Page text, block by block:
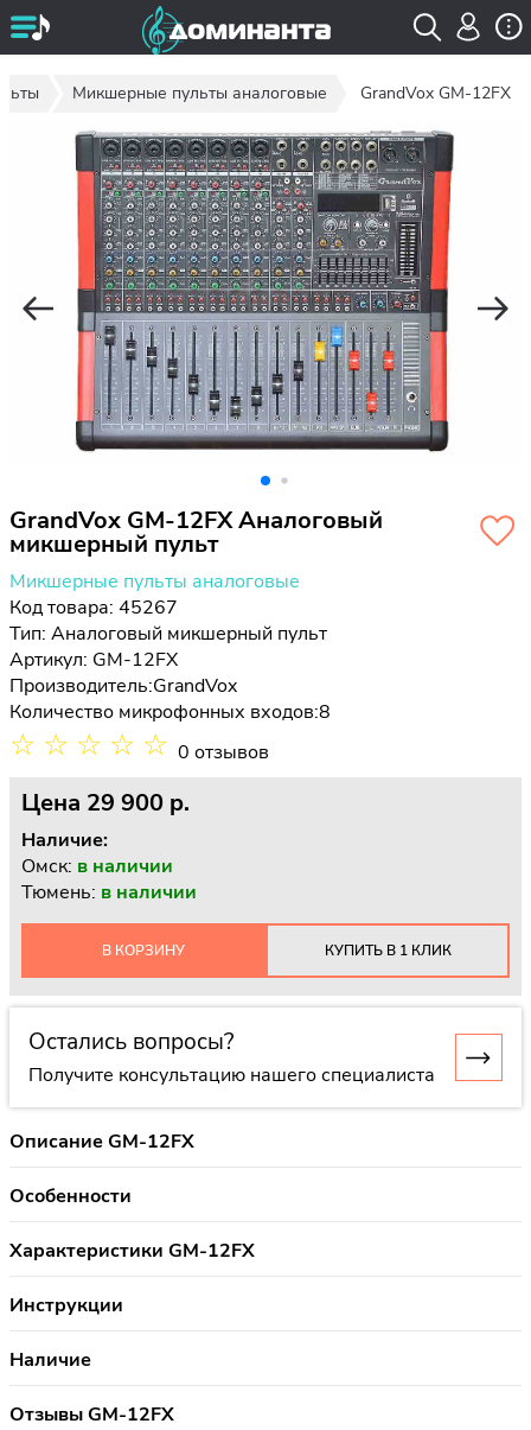
Микшерные пульты аналоговые GrandVox GM-12FX
GrandVox GM-12FX Аналоговый
микшерный пульт
Микшерные пульты аналоговые
Код товара: 45267
Тип: Аналоговый микшерный пульт
Артикул: GM-12FX
Производитель:GrandVox
Количество микрофонных входов:8
☆ ☆ ☆ ☆ ☆ 0 отзывов
Цена 29 900 p.
Наличие:
Омск: в наличии
Тюмень: в наличии
В КОРЗИНУ КУПИТЬ В 1 КЛИК
Остались вопросы?
Получите консультацию нашего специалиста
Описание GM-12FX
Особенности
Характеристики GM-12FX
Инструкции
Наличие
Отзывы GM-12FX